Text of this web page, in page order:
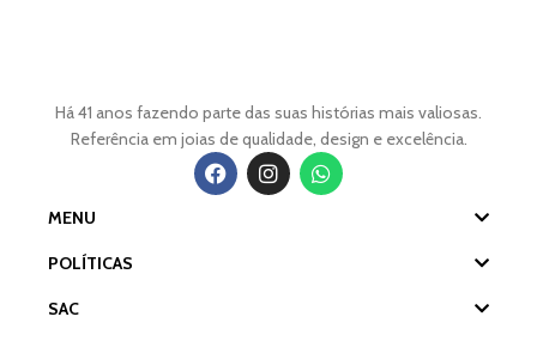
Há 41 anos fazendo parte das suas histórias mais valiosas.
Referência em joias de qualidade, design e excelência.
MENU
POLÍTICAS
SAC